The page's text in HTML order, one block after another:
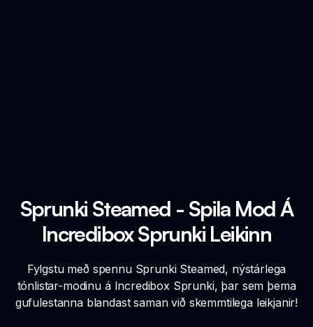
Sprunki Steamed - Spila Mod Á
Incredibox Sprunki Leikinn
Fylgstu með spennu Sprunki Steamed, nýstárlega
tónlistar-modinu á Incredibox Sprunki, þar sem þema
gufulestanna blandast saman við skemmtilega leikjanir!